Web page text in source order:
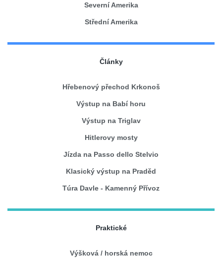
Severní Amerika
Střední Amerika
Články
Hřebenový přechod Krkonoš
Výstup na Babí horu
Výstup na Triglav
Hitlerovy mosty
Jízda na Passo dello Stelvio
Klasický výstup na Praděd
Túra Davle - Kamenný Přívoz
Praktické
Výšková / horská nemoc